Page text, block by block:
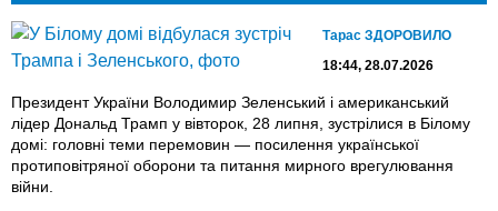
Тарас ЗДОРОВИЛО
18:44, 28.07.2026
Президент України Володимир Зеленський і американський
лідер Дональд Трамп у вівторок, 28 липня, зустрілися в Білому
домі: головні теми перемовин — посилення української
протиповітряної оборони та питання мирного врегулювання
війни.